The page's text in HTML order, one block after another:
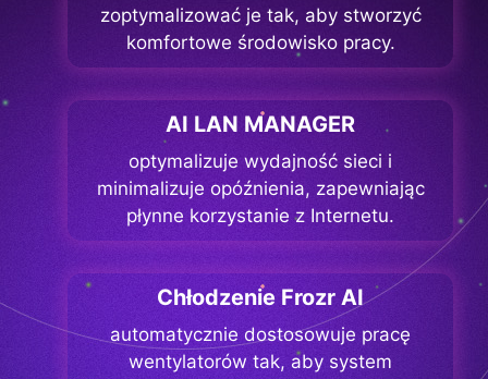
zoptymalizować je tak, aby stworzyć
komfortowe środowisko pracy.
AI LAN MANAGER
optymalizuje wydajność sieci i
minimalizuje opóźnienia, zapewniając
płynne korzystanie z Internetu.
Chłodzenie Frozr AI
automatycznie dostosowuje pracę
wentylatorów tak, aby system